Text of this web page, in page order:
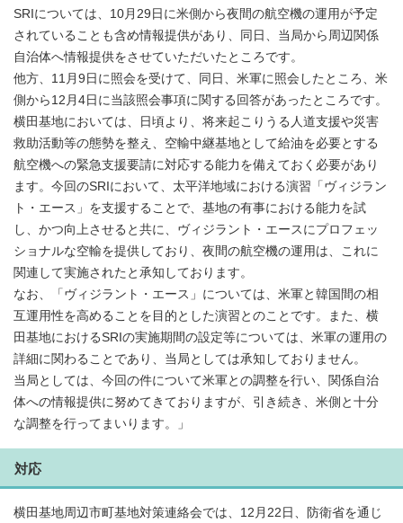
SRIについては、10月29日に米側から夜間の航空機の運用が予定
されていることも含め情報提供があり、同日、当局から周辺関係
自治体へ情報提供をさせていただいたところです。
他方、11月9日に照会を受けて、同日、米軍に照会したところ、米
側から12月4日に当該照会事項に関する回答があったところです。
横田基地においては、日頃より、将来起こりうる人道支援や災害
救助活動等の態勢を整え、空輸中継基地として給油を必要とする
航空機への緊急支援要請に対応する能力を備えておく必要があり
ます。今回のSRIにおいて、太平洋地域における演習「ヴィジラン
ト・エース」を支援することで、基地の有事における能力を試
し、かつ向上させると共に、ヴィジラント・エースにプロフェッ
ショナルな空輸を提供しており、夜間の航空機の運用は、これに
関連して実施されたと承知しております。
なお、「ヴィジラント・エース」については、米軍と韓国間の相
互運用性を高めることを目的とした演習とのことです。また、横
田基地におけるSRIの実施期間の設定等については、米軍の運用の
詳細に関わることであり、当局としては承知しておりません。
当局としては、今回の件について米軍との調整を行い、関係自治
体への情報提供に努めてきておりますが、引き続き、米側と十分
な調整を行ってまいります。」
対応
横田基地周辺市町基地対策連絡会では、12月22日、防衛省を通じ